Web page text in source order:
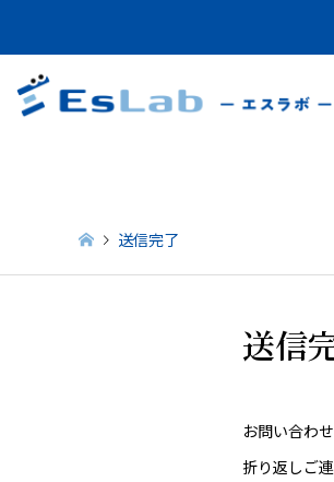
送信完了
送信
お問い合わ
折り返しご